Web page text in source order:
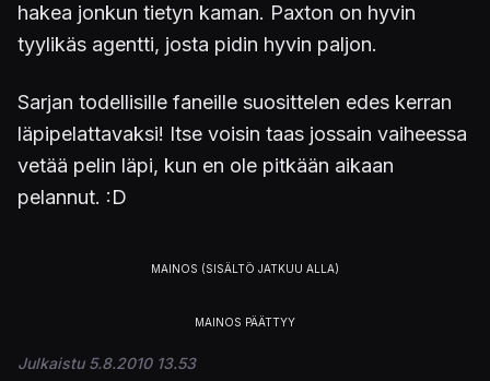
hakea jonkun tietyn kaman. Paxton on hyvin
tyylikäs agentti, josta pidin hyvin paljon.
Sarjan todellisille faneille suosittelen edes kerran
läpipelattavaksi! Itse voisin taas jossain vaiheessa
vetää pelin läpi, kun en ole pitkään aikaan
pelannut. :D
Julkaistu 5.8.2010 13.53